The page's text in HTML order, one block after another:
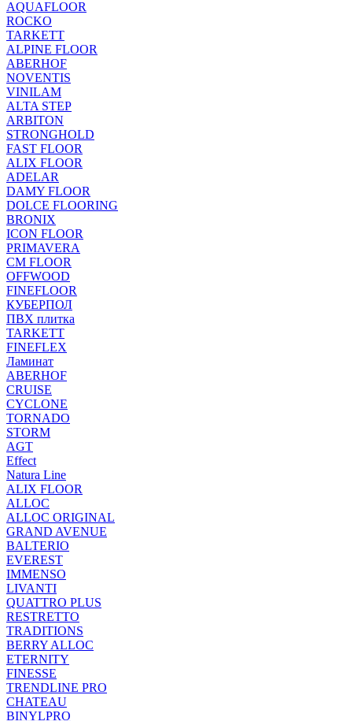
AQUAFLOOR
ROCKO
TARKETT
ALPINE FLOOR
ABERHOF
NOVENTIS
VINILAM
ALTA STEP
ARBITON
STRONGHOLD
FAST FLOOR
ALIX FLOOR
ADELAR
DAMY FLOOR
DOLCE FLOORING
BRONIX
ICON FLOOR
PRIMAVERA
CM FLOOR
OFFWOOD
FINEFLOOR
КУБЕРПОЛ
ПВХ плитка
TARKETT
FINEFLEX
Ламинат
ABERHOF
CRUISE
CYCLONE
TORNADO
STORM
AGT
Effect
Natura Line
ALIX FLOOR
ALLOC
ALLOC ORIGINAL
GRAND AVENUE
BALTERIO
EVEREST
IMMENSO
LIVANTI
QUATTRO PLUS
RESTRETTO
TRADITIONS
BERRY ALLOC
ETERNITY
FINESSE
TRENDLINE PRO
CHATEAU
BINYLPRO